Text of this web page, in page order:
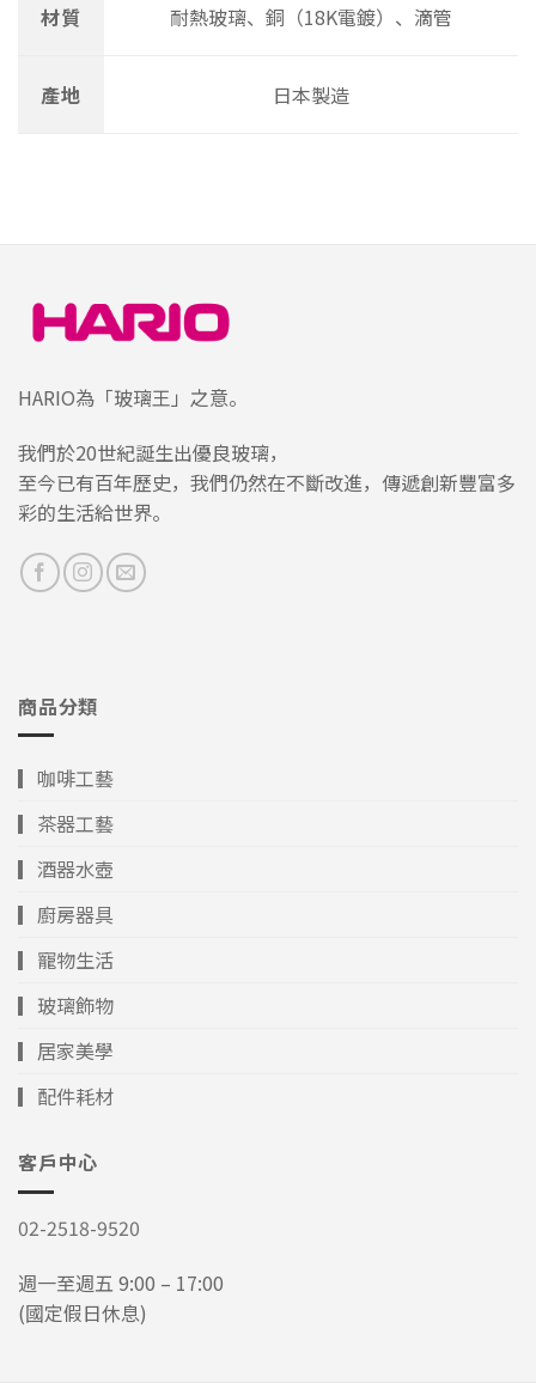
材質 耐熱玻璃、銅（18K電鍍）、滴管
產地 日本製造
HARIO為「玻璃王」之意。
我們於20世紀誕生出優良玻璃，
至今已有百年歷史，我們仍然在不斷改進，傳遞創新豐富多
彩的生活給世界。
商品分類
▎咖啡工藝
▎茶器工藝
▎酒器水壺
▎廚房器具
▎寵物生活
▎玻璃飾物
▎居家美學
▎配件耗材
客戶中心
02-2518-9520
週一至週五 9:00 – 17:00
(國定假日休息)